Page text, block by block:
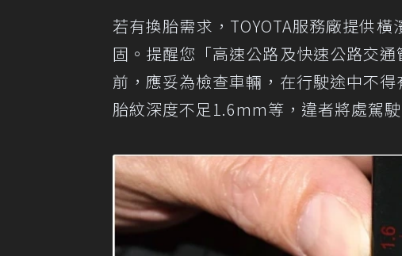
若有換胎需求，TOYOTA服務廠提供
固。提醒您「高速公路及快速公路交
前，應妥為檢查車輛，在行駛途中不
胎紋深度不足1.6mm等，違者將處駕